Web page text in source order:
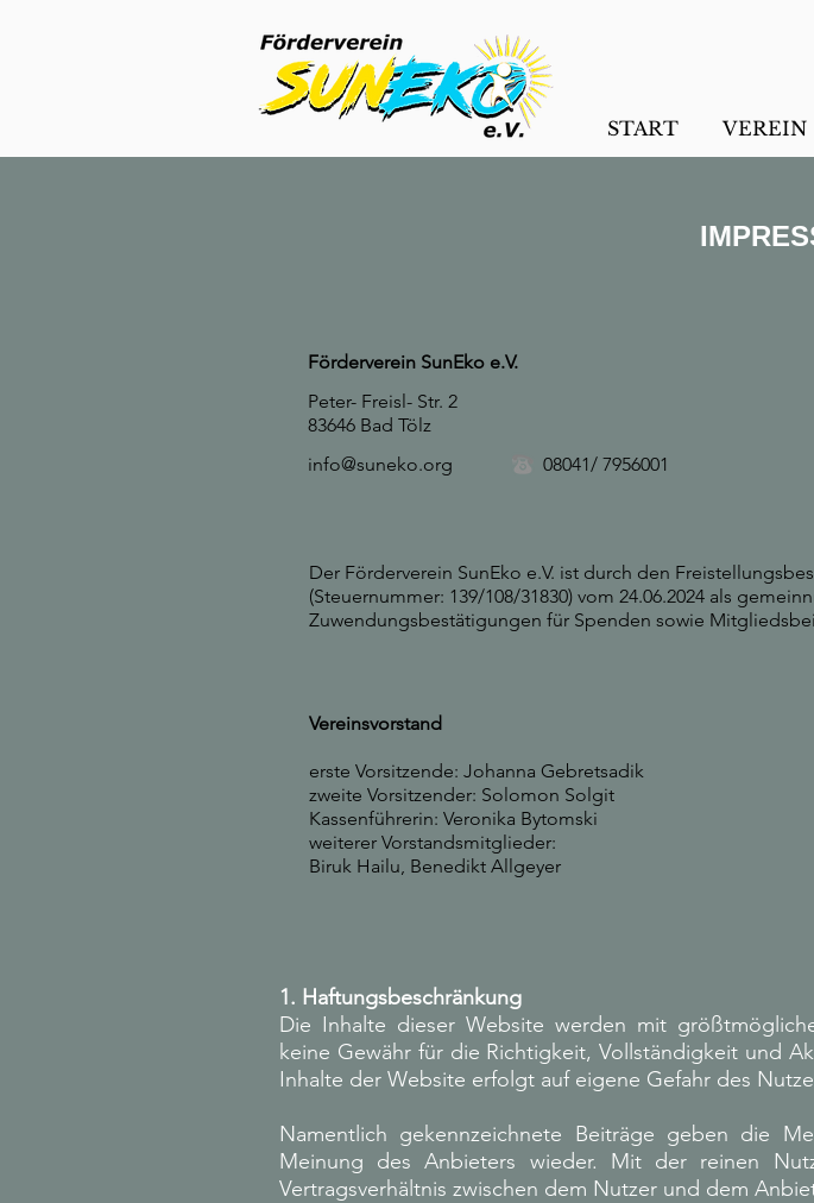
START VEREIN
Der Förderverein SunEko e.V. ist durch den
(Steuernummer: 139/108/31830) vom 24.06.2024 als
Zuwendungsbestätigungen für Spenden sowie
Förderverein SunEko e.V.
Peter- Freisl- Str. 2
83646 Bad Tölz
info@suneko.org 08041/ 7956001
Vereinsvorstand
erste Vorsitzende​: Johanna Gebretsadik
zweite Vorsitzender: Solomon Solgit
Kassenführerin: Veronika Bytomski
weiterer Vorstandsmitglieder:
Biruk Hailu, Benedikt Allgeyer
1. Haftungsbeschränkung
Die Inhalte dieser Website werden mit
keine Gewähr für die Richtigkeit, Vollständigkeit und
Inhalte der Website erfolgt auf eigene Gefahr des
Namentlich gekennzeichnete Beiträge geben die
Meinung des Anbieters wieder. Mit der reinen
Vertragsverhältnis zwischen dem Nutzer und dem